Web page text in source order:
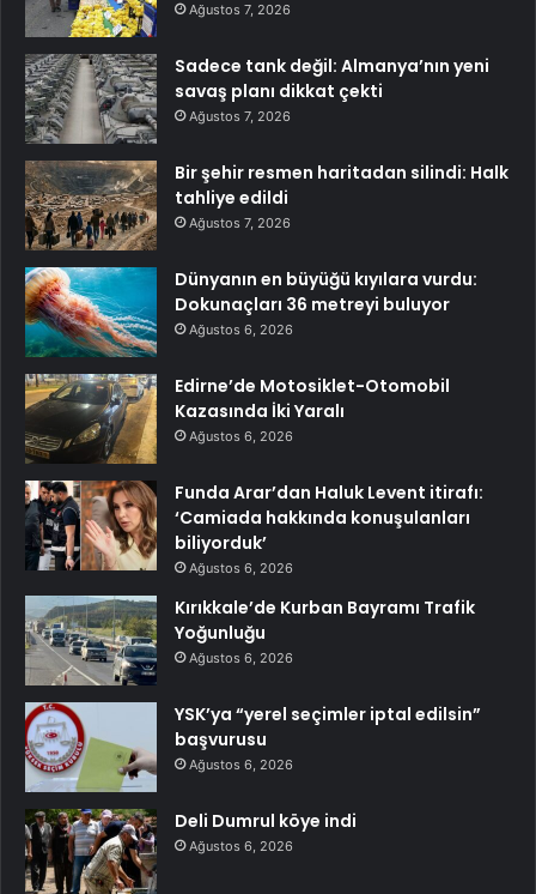
Ağustos 7, 2026
Sadece tank değil: Almanya’nın yeni
savaş planı dikkat çekti
Ağustos 7, 2026
Bir şehir resmen haritadan silindi: Halk
tahliye edildi
Ağustos 7, 2026
Dünyanın en büyüğü kıyılara vurdu:
Dokunaçları 36 metreyi buluyor
Ağustos 6, 2026
Edirne’de Motosiklet-Otomobil
Kazasında İki Yaralı
Ağustos 6, 2026
Funda Arar’dan Haluk Levent itirafı:
‘Camiada hakkında konuşulanları
biliyorduk’
Ağustos 6, 2026
Kırıkkale’de Kurban Bayramı Trafik
Yoğunluğu
Ağustos 6, 2026
YSK’ya “yerel seçimler iptal edilsin”
başvurusu
Ağustos 6, 2026
Deli Dumrul köye indi
Ağustos 6, 2026